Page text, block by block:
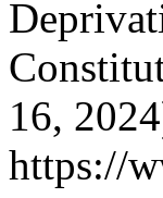
16,
https://